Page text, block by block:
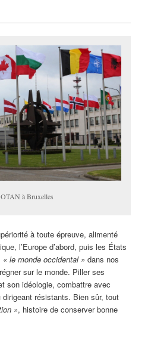
à Bruxelles
à toute épreuve, alimenté
l’Europe d’abord, puis les États
« le monde occidental » dans nos
sur le monde. Piller ses
son idéologie, combattre avec
résistants. Bien sûr, tout
», histoire de conserver bonne